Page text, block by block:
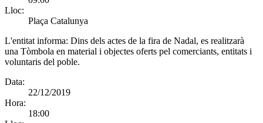
Lloc:
Plaça Catalunya
L'entitat informa: Dins dels actes de la fira de Nadal, es realitzarà
una Tòmbola en material i objectes oferts pel comerciants, entitats i
voluntaris del poble.
Data:
22/12/2019
Hora:
18:00